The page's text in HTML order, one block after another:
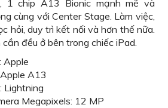
1 chip A13 Bionic mạnh mẽ và
cùng với Center Stage. Làm việc,
hỏi, duy trì kết nối và hơn thế nữa.
đều ở bên trong chiếc iPad.
Apple
A13
Lightning
Megapixels: 12 MP